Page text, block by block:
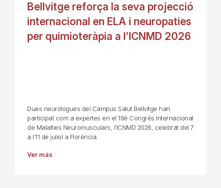
Bellvitge reforça la seva projecció
internacional en ELA i neuropaties
per quimioteràpia a l’ICNMD 2026
Dues neuròlogues del Campus Salut Bellvitge han
participat com a expertes en el 19è Congrés Internacional
de Malalties Neuromusculars, l’ICNMD 2026, celebrat del 7
a l’11 de juliol a Florència.
Ver más